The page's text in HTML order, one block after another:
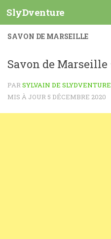
Skip to content
SlyDventure
SAVON DE MARSEILLE
Savon de Marseille
PARSYLVAIN DE SLYDVENTURE
MIS À JOUR 5 DÉCEMBRE 2020